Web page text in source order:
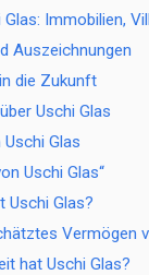
Immobilien,
Auszeichnungen
die Zukunft
Uschi Glas
Glas
Uschi Glas“
Uschi Glas?
Vermögen
hat Uschi Glas?